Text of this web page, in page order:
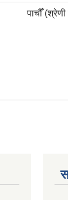
पाचौँ (श्रेणी